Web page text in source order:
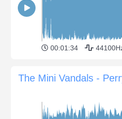
00:01:34
The Mini Vandals -